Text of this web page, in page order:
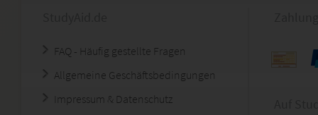
FAQ - Häufig gestellte Fragen
Allgemeine Geschäftsbedingungen
Impressum & Datenschutz